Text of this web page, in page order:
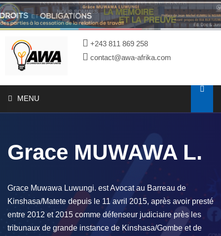
+243 811 869 258
contact@awa-afrika.com
MENU
CATALOGUES
Grace MUWAWA L.
Grace Muwawa Luwungi. est Avocat au Barreau de
Kinshasa/Matete depuis le 11 avril 2015, après avoir presté
entre 2012 et 2015 comme défenseur judiciaire près les
tribunaux de grande instance de Kinshasa/Gombe et de